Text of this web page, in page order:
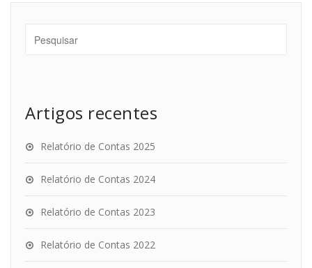
Artigos recentes
Relatório de Contas 2025
Relatório de Contas 2024
Relatório de Contas 2023
Relatório de Contas 2022